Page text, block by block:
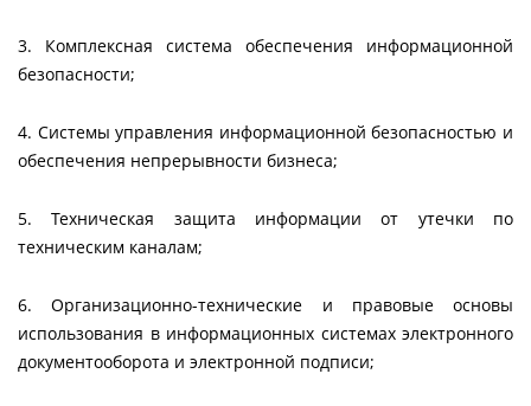
3. Комплексная система обеспечения информационной
безопасности;
4. Системы управления информационной безопасностью и
обеспечения непрерывности бизнеса;
5. Техническая защита информации от утечки по
техническим каналам;
6. Организационно-технические и правовые основы
использования в информационных системах электронного
документооборота и электронной подписи;